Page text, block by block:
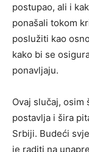
postupao, ali i
ponašali tokom
poslužiti kao
kako bi se
ponavljaju.
Ovaj slučaj, osim
postavlja i šira
Srbiji. Budeći
je raditi na